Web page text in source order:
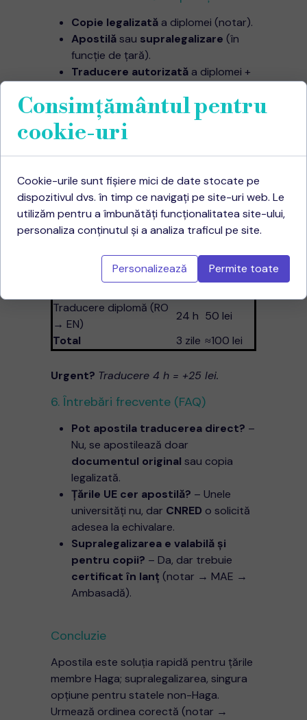
Copie legalizată a diplomei (notar).
Apostilăsau supralegalizare (în
funcție de țară).
Traducere autorizată a diplomei +
(Dacă se cere)Legalizare notarială
a traducerii.
Niciodată nu traduce înainte să pui
apostila – altfel pierzi semnătura și
5. Cost și timp total – scenariu real
Etapă TimpCost
Apostilă Prefectură 48 h
25 lei
Traducere diplomă (RO
→ EN)
24 h 50 lei
Total
3 zile ≈100 lei
Urgent? Traducere 4 h = +25 lei.
6. Întrebări frecvente (FAQ)
Pot apostila traducerea direct? –
Nu, se apostilează doar
documentul original sau copia
legalizată.
Țările UE cer apostilă? – Unele
universități nu, dar CNRED o solicită
adesea la echivalare.
Supralegalizarea e valabilă și
pentru copii? – Da, dar trebuie
certificat în lanț (notar → MAE →
Ambasadă).
Concluzie
Apostila este soluția rapidă pentru țările
membre Haga; supralegalizarea, singura
opțiune pentru statele non-Haga.
Urmează ordinea corectă (notar →
Consimțământul pentru
cookie-uri
Cookie-urile sunt fișiere mici de date stocate pe
dispozitivul dvs. în timp ce navigați pe site-uri web. Le
utilizăm pentru a îmbunătăți funcționalitatea site-ului,
personaliza conținutul și a analiza traficul pe site.
Personalizează Permite toate